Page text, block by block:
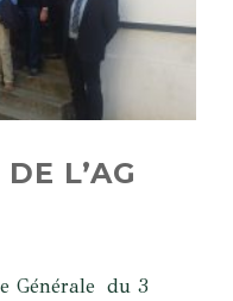
L’AG
Générale du 3